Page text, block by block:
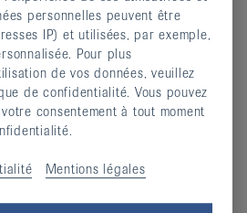
- 12h / 13h30 - 17h
après-midi fermé
personnelles peuvent être
IP) et utilisées, par exemple,
Pour plus
de vos données, veuillez
de confidentialité. Vous pouvez
consentement à tout moment
Mentions légales